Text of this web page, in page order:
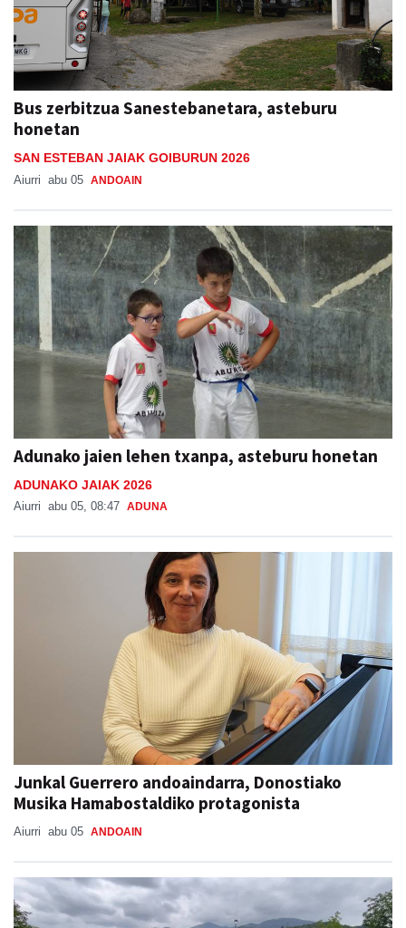
Bus zerbitzua Sanestebanetara, asteburu
honetan
SAN ESTEBAN JAIAK GOIBURUN 2026
Aiurri abu 05 ANDOAIN
Adunako jaien lehen txanpa, asteburu honetan
ADUNAKO JAIAK 2026
Aiurri abu 05, 08:47 ADUNA
Junkal Guerrero andoaindarra, Donostiako
Musika Hamabostaldiko protagonista
Aiurri abu 05 ANDOAIN